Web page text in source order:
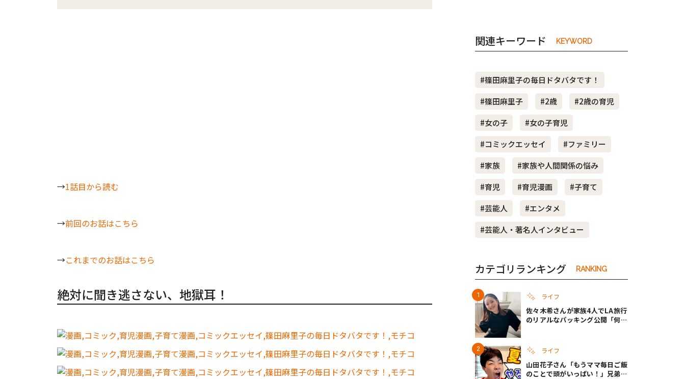
→1話目から読む
→前回のお話はこちら
→これまでのお話はこちら
絶対に聞き逃さない、地獄耳！
関連キーワード KEYWORD
#篠田麻里子の毎日ドタバタです！
#篠田麻里子
#2歳
#2歳の育児
#女の子
#女の子育児
#コミックエッセイ
#ファミリー
#家族
#家族や人間関係の悩み
#育児
#育児漫画
#子育て
#芸能人
#エンタメ
#芸能人・著名人インタビュー
カテゴリランキング RANKING
ライフ
佐々木希さんが家族4人でLA旅行
のリアルなパッキング公開「何が
ライフ
山田花子さん「もうママ毎日ご飯
のことで頭がいっぱい！」兄弟夏